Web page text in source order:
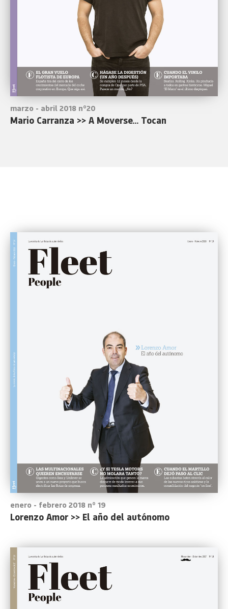
marzo - abril 2018 nº20
Mario Carranza >> A Moverse... Tocan
enero - febrero 2018 nº 19
Lorenzo Amor >> El año del autónomo